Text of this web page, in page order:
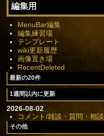
編集用
MenuBar編集
編集練習場
テンプレート
wiki更新履歴
画像置き場
RecentDeleted
最新の20件
1週間以内に更新
2026-08-02
コメント/雑談・質問・相談
その他